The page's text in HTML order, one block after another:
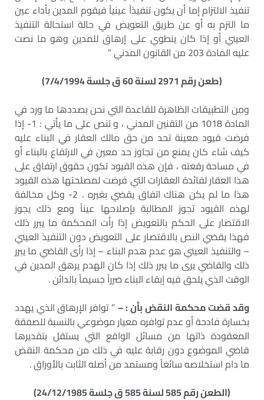
تنفيذ الالتزام إما أن يكون تنفيذاً عينياً فيقوم المدين بأداء عين
ما التزم به أو عن طريق التعويض في حالة استحالة التنفيذ
العيني أو إذا كان ينطوي على إرهاق للمدين وهو ما نصت
عليه المادة 203 من القانون المدني ”
(طعن رقم 2971 لسنة 60 ق جلسة 7/4/1994)
ومن التطبيقات الظاهرة للقاعدة التي نحن بصددها ما ورد في
المادة 1018 من التقنين المدني ، و تنص على ما يأتي : 1- إذا
فرضت قيود معينة تحد من حق مالك العقار في البناء عليه
كيف شاء كان يمنع من تجاوز حد معين في الارتفاع بالبناء أو
في مساحة رقعته ، فإن هذه القيود تكون حقوق ارتفاق على
هذا العقار لفائدة العقارات التي فرضت لمصلحتها هذه القيود
هذا ما لم يكن هناك اتفاق يقضي بغيره . 2- وكل مخالفة
لهذه القيود تجوز المطالبة بإصلاحها عيناً ومع ذلك يجوز
الاقتصار على الحكم بالتعويض إذا رأت المحكمة ما يبرر ذلك
فهذا يقضي النص بالاقتصار على التعويض دون التنفيذ العيني
– والتنفيذ العيني هو عدم هدم البناء – إذا رأى القاضي ما يبرر
ذلك والقاضي يرى ما يبرر ذلك إذا كان الهدم يرهق المدين في
الوقت الذي يلحق فيه إبقاء البناء ضرراً جسيماً بالدائن .
وقد قضت محكمة النقض بأن : –” توافر الإرهاق الذي يهدد
بخسارة فادحة أو عدم توافره معيار موضوعي بالنسبة للصفقة
المعقودة ذاتها من مسائل الواقع التي يستقل بتقديرها
قاضي الموضوع دون رقابة عليه في ذلك من محكمة النقض
ما دام استخلاصه سائغاً ومستمد من أصله الثابت بالأوراق .
(الطعن رقم 585 لسنة 585 ق جلسة 24/12/1985)